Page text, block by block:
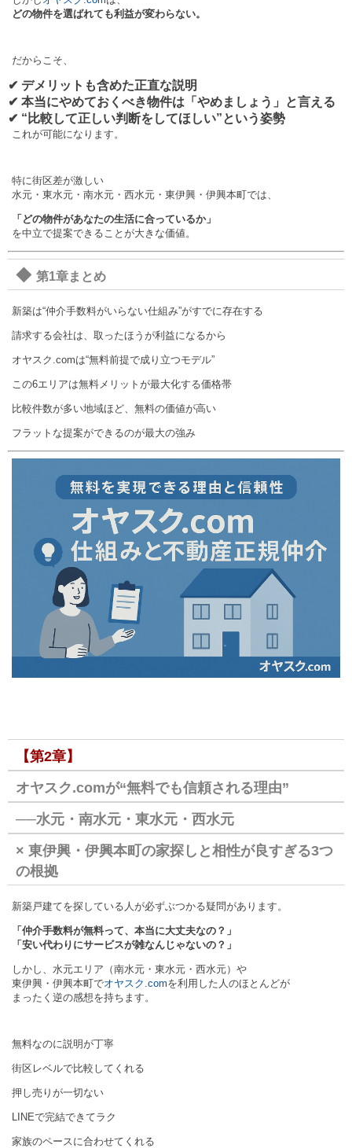
どの物件を選ばれても利益が変わらない。
だからこそ、
✔ デメリットも含めた正直な説明
✔ 本当にやめておくべき物件は「やめましょう」と言える
✔ “比較して正しい判断をしてほしい”という姿勢
これが可能になります。
特に街区差が激しい
水元・東水元・南水元・西水元・東伊興・伊興本町では、
「どの物件があなたの生活に合っているか」
を中立で提案できることが大きな価値。
◆ 第1章まとめ
新築は“仲介手数料がいらない仕組み”がすでに存在する
請求する会社は、取ったほうが利益になるから
オヤスク.comは“無料前提で成り立つモデル”
この6エリアは無料メリットが最大化する価格帯
比較件数が多い地域ほど、無料の価値が高い
フラットな提案ができるのが最大の強み
【第2章】
オヤスク.comが“無料でも信頼される理由”
──水元・南水元・東水元・西水元
× 東伊興・伊興本町の家探しと相性が良すぎる3つ
の根拠
新築戸建てを探している人が必ずぶつかる疑問があります。
「仲介手数料が無料って、本当に大丈夫なの？」
「安い代わりにサービスが雑なんじゃないの？」
しかし、水元エリア（南水元・東水元・西水元）や
東伊興・伊興本町でオヤスク.comを利用した人のほとんどが
まったく逆の感想を持ちます。
無料なのに説明が丁寧
街区レベルで比較してくれる
押し売りが一切ない
LINEで完結できてラク
家族のペースに合わせてくれる